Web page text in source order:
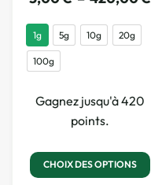
1g 5g 10g 20g
100g
Gagnez jusqu'à 420
points.
CHOIX DES OPTIONS